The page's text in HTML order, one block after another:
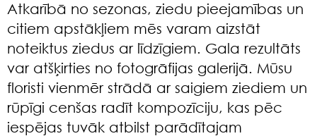
Atkarībā no sezonas, ziedu pieejamības un
citiem apstākļiem mēs varam aizstāt
noteiktus ziedus ar līdzīgiem. Gala rezultāts
var atšķirties no fotogrāfijas galerijā. Mūsu
floristi vienmēr strādā ar saigiem ziediem un
rūpīgi cenšas radīt kompozīciju, kas pēc
iespējas tuvāk atbilst parādītajam